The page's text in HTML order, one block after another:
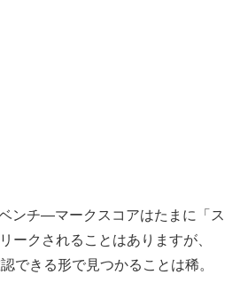
ンチ―マークスコアはたまに「ス
ークされることはありますが、
できる形で見つかることは稀。